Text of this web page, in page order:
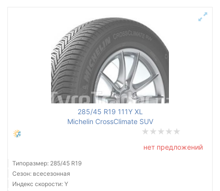
285/45 R19 111Y XL
Michelin CrossClimate SUV
нет предложений
Типоразмер: 285/45 R19
Сезон: всесезонная
Индекс скорости: Y